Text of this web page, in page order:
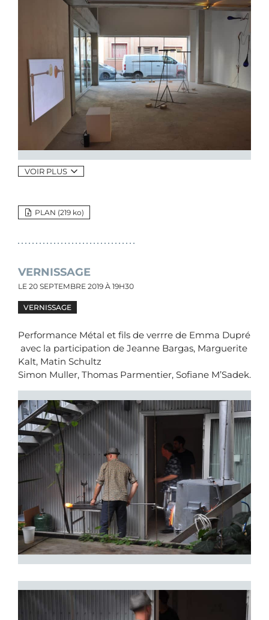
VOIR PLUS
PLAN (219 ko)
VERNISSAGE
LE 20 SEPTEMBRE 2019 À 19H30
VERNISSAGE
Performance Métal et fils de verrre de Emma Dupré
avec la participation de Jeanne Bargas, Marguerite
Kalt, Matin Schultz
Simon Muller, Thomas Parmentier, Sofiane M’Sadek.